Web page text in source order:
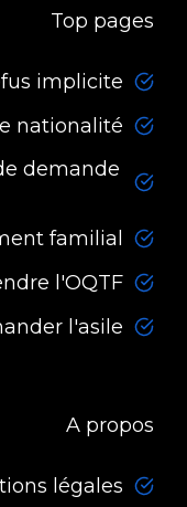
Top pages
implicite
nationalité
demande
familial
l'OQTF
l'asile
A propos
légales